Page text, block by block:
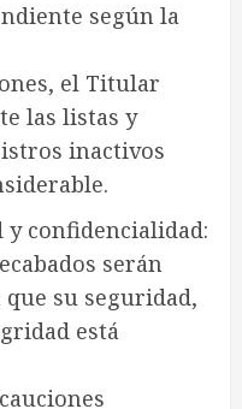
según la
el Titular
las listas y
inactivos
confidencialidad:
serán
su seguridad,
está